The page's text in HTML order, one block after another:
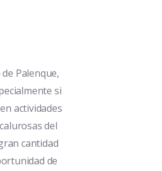
Palenque,
si
actividades
del
cantidad
de